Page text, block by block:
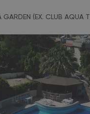
GARDEN (EX. CLUB AQUA